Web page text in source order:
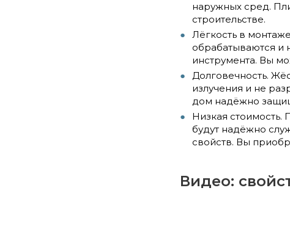
наружных сред.
строительстве.
Лёгкость в
обрабатываются и
инструмента. Вы
Долговечность.
излучения и не
дом надёжно
Низкая
будут надёжно
свойств. Вы
Видео: